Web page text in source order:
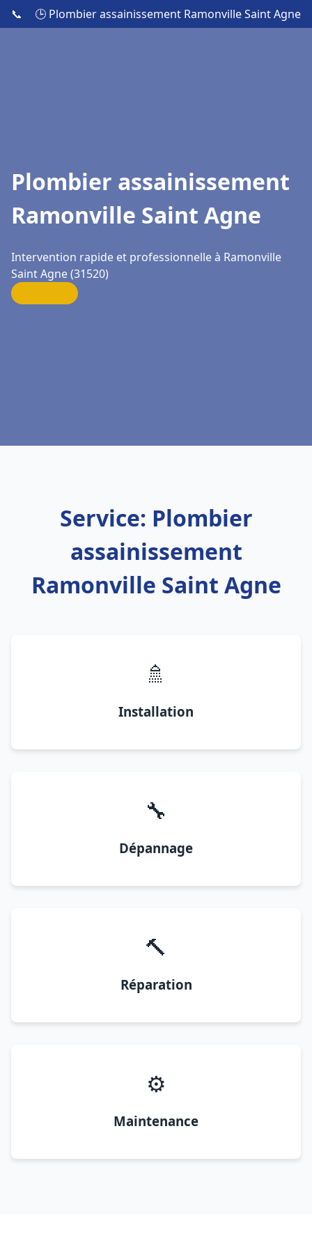
📞 🕒 Plombier assainissement Ramonville Saint Agne
Plombier assainissement
Ramonville Saint Agne
Intervention rapide et professionnelle à Ramonville
Saint Agne (31520)
Service: Plombier
assainissement
Ramonville Saint Agne
🚿
Installation
🔧
Dépannage
🔨
Réparation
⚙️
Maintenance